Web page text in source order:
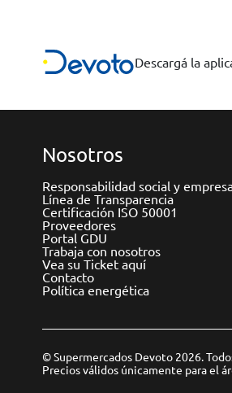
Descargá la
Nosotros
Responsabilidad social y
Línea de Transparencia
Certificación ISO 50001
Proveedores
Portal GDU
Trabaja con nosotros
Vea su Ticket aquí
Contacto
Política energética
© Supermercados Devoto 2026.
Precios válidos únicamente para el